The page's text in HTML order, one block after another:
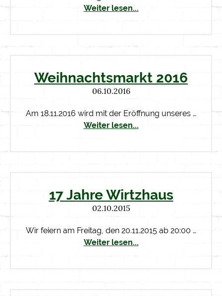
Weiter lesen...
Weihnachtsmarkt 2016
06.10.2016
Am 18.11.2016 wird mit der Eröffnung unseres …
Weiter lesen...
17 Jahre Wirtzhaus
02.10.2015
Wir feiern am Freitag, den 20.11.2015 ab 20:00 …
Weiter lesen...